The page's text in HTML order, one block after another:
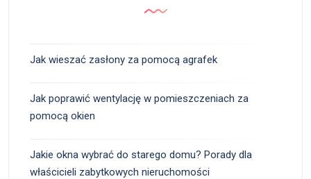
Jak wieszać zasłony za pomocą agrafek
Jak poprawić wentylację w pomieszczeniach za
pomocą okien
Jakie okna wybrać do starego domu? Porady dla
właścicieli zabytkowych nieruchomości